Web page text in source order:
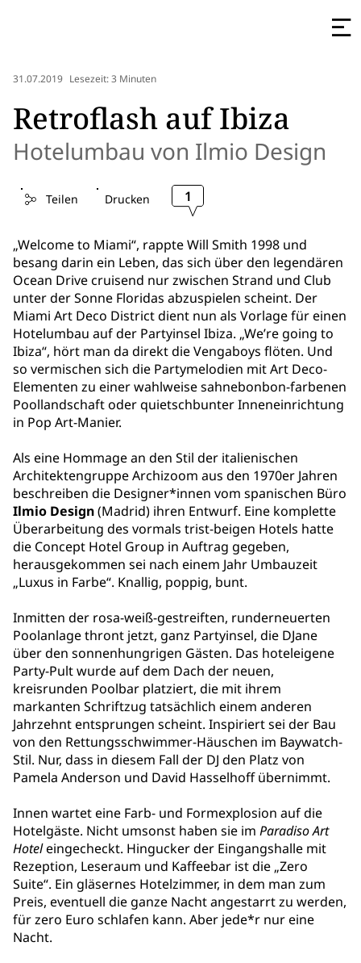
31.07.2019 Lesezeit: 3 Minuten
Retroflash auf Ibiza
Hotelumbau von Ilmio Design
Teilen Drucken 1
„Welcome to Miami“, rappte Will Smith 1998 und
besang darin ein Leben, das sich über den legendären
Ocean Drive cruisend nur zwischen Strand und Club
unter der Sonne Floridas abzuspielen scheint. Der
Miami Art Deco District dient nun als Vorlage für einen
Hotelumbau auf der Partyinsel Ibiza. „We’re going to
Ibiza“, hört man da direkt die Vengaboys flöten. Und
so vermischen sich die Partymelodien mit Art Deco-
Elementen zu einer wahlweise sahnebonbon-farbenen
Poollandschaft oder quietschbunter Inneneinrichtung
in Pop Art-Manier.
Als eine Hommage an den Stil der italienischen
Architektengruppe Archizoom aus den 1970er Jahren
beschreiben die Designer*innen vom spanischen Büro
Ilmio Design(Madrid) ihren Entwurf. Eine komplette
Überarbeitung des vormals trist-beigen Hotels hatte
die Concept Hotel Group in Auftrag gegeben,
herausgekommen sei nach einem Jahr Umbauzeit
„Luxus in Farbe“. Knallig, poppig, bunt.
Inmitten der rosa-weiß-gestreiften, runderneuerten
Poolanlage thront jetzt, ganz Partyinsel, die DJane
über den sonnenhungrigen Gästen. Das hoteleigene
Party-Pult wurde auf dem Dach der neuen,
kreisrunden Poolbar platziert, die mit ihrem
markanten Schriftzug tatsächlich einem anderen
Jahrzehnt entsprungen scheint. Inspiriert sei der Bau
von den Rettungsschwimmer-Häuschen im Baywatch-
Stil. Nur, dass in diesem Fall der DJ den Platz von
Pamela Anderson und David Hasselhoff übernimmt.
Innen wartet eine Farb- und Formexplosion auf die
Hotelgäste. Nicht umsonst haben sie im Paradiso Art
Hoteleingecheckt. Hingucker der Eingangshalle mit
Rezeption, Leseraum und Kaffeebar ist die „Zero
Suite“. Ein gläsernes Hotelzimmer, in dem man zum
Preis, eventuell die ganze Nacht angestarrt zu werden,
für zero Euro schlafen kann. Aber jede*r nur eine
Nacht.